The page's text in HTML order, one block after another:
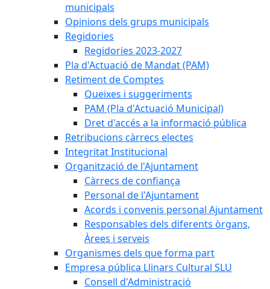
municipals
Opinions dels grups municipals
Regidories
Regidories 2023-2027
Pla d'Actuació de Mandat (PAM)
Retiment de Comptes
Queixes i suggeriments
PAM (Pla d'Actuació Municipal)
Dret d'accés a la informació pública
Retribucions càrrecs electes
Integritat Institucional
Organització de l'Ajuntament
Càrrecs de confiança
Personal de l'Ajuntament
Acords i convenis personal Ajuntament
Responsables dels diferents òrgans,
Àrees i serveis
Organismes dels que forma part
Empresa pública Llinars Cultural SLU
Consell d'Administració